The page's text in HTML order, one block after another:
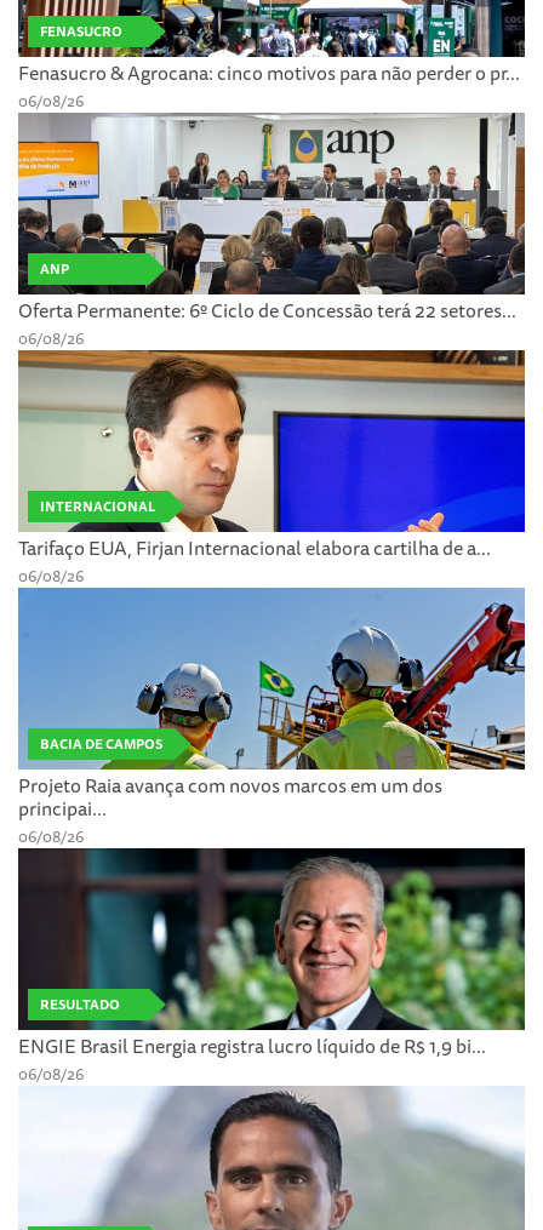
FENASUCRO
Fenasucro & Agrocana: cinco motivos para não perder o pr...
06/08/26
ANP
Oferta Permanente: 6º Ciclo de Concessão terá 22 setores...
06/08/26
INTERNACIONAL
Tarifaço EUA, Firjan Internacional elabora cartilha de a...
06/08/26
BACIA DE CAMPOS
Projeto Raia avança com novos marcos em um dos
principai...
06/08/26
RESULTADO
ENGIE Brasil Energia registra lucro líquido de R$ 1,9 bi...
06/08/26